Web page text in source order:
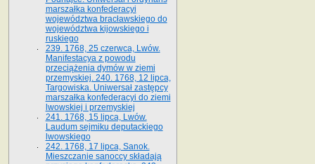
marszałka konfederacyi
województwa bracławskiego do
wo­jewództwa kijowskiego i
ruskiego
239. 1768, 25 czerwca, Lwów.
Manifestacya z powodu
przeciążenia dymów w ziemi
przemyskiej. 240. 1768, 12 lipca,
Targowiska. Uniwersał zastępcy
marszałka konfederacyi do ziemi
lwowskiej i przemyskiej
241. 1768, 15 lipca, Lwów.
Laudum sejmiku deputackiego
lwowskiego
242. 1768, 17 lipca, Sanok.
Mieszczanie sanoccy składają